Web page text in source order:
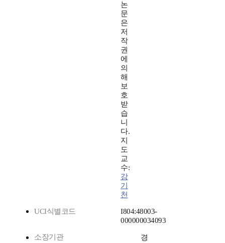
논
문
은
저
작
권
에
의
해
보
호
받
습
니
다.
지
도
교
수:
강
기
천
UCI식별코드
I804:48003-
000000034093
소장기관
경